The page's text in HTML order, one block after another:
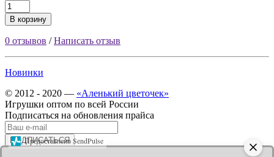
В корзину
0 отзывов /Написать отзыв
Новинки
© 2012 - 2020 — «Аленький цветочек»
Игрушки оптом по всей России
Подписаться на обновления прайса
Предоставлено SendPulse